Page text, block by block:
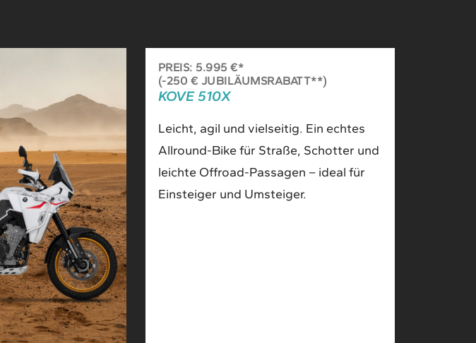
PREIS: 5.995 €*
(-250 € JUBILÄUMSRABATT**)
KOVE 510X
Leicht, agil und vielseitig. Ein echtes
Allround-Bike für Straße, Schotter und
leichte Offroad-Passagen – ideal für
Einsteiger und Umsteiger.